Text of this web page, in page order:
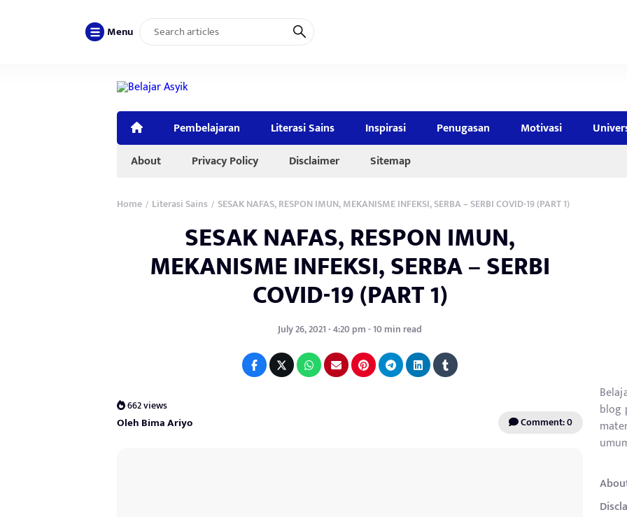
Menu
Pembelajaran Literasi Sains Inspirasi Penugasan Motivasi
About
Privacy Policy Disclaimer Sitemap
Home / Literasi Sains / SESAK NAFAS, RESPON IMUN, MEKANISME INFEKSI, SERBA – SERBI COVID-19 (PART 1)
SESAK NAFAS, RESPON IMUN,
MEKANISME INFEKSI, SERBA – SERBI
COVID-19 (PART 1)
July 26, 2021 - 4:20 pm - 10 min read
662 views
Oleh Bima Ariyo Comment: 0
blog